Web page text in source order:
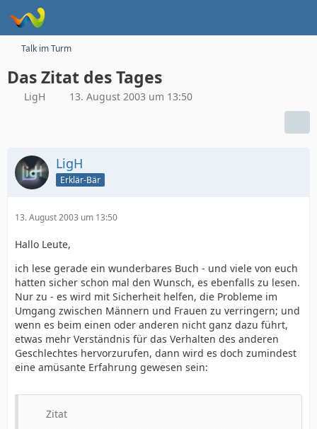
Talk im Turm
Das Zitat des Tages
LigH 13. August 2003 um 13:50
LigH
Erklär-Bär
13. August 2003 um 13:50
Hallo Leute,
ich lese gerade ein wunderbares Buch - und viele von euch
hatten sicher schon mal den Wunsch, es ebenfalls zu lesen.
Nur zu - es wird mit Sicherheit helfen, die Probleme im
Umgang zwischen Männern und Frauen zu verringern; und
wenn es beim einen oder anderen nicht ganz dazu führt,
etwas mehr Verständnis für das Verhalten des anderen
Geschlechtes hervorzurufen, dann wird es doch zumindest
eine amüsante Erfahrung gewesen sein:
Zitat